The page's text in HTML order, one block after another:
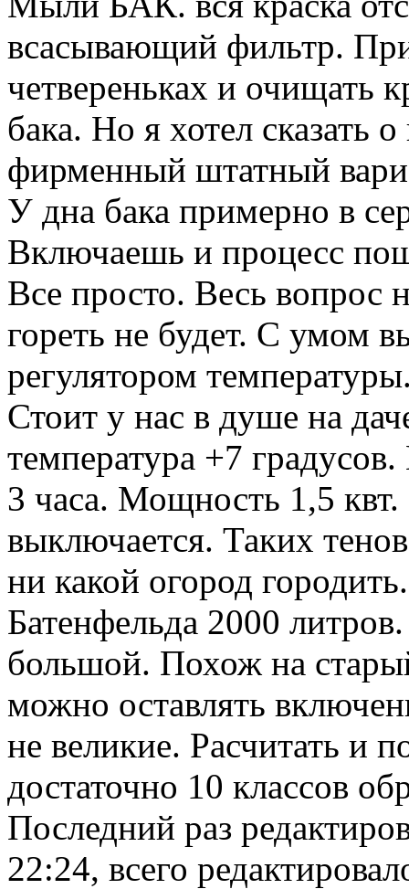
всасывающий фильтр.
четвереньках и очищать
бака. Но я хотел сказать
фирменный штатный
У дна бака примерно в
Включаешь и процесс
Все просто. Весь вопрос
гореть не будет. С умом
регулятором
Стоит у нас в душе на
температура +7
3 часа. Мощность 1,5 квт.
выключается. Таких
ни какой огород
Батенфельда 2000
большой. Похож на
можно оставлять
не великие. Расчитать и
достаточно 10 классов
Последний раз
22:24, всего